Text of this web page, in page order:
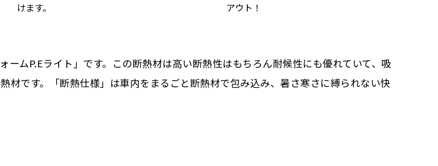
けます。
アウト！
ームP.Eライト」です。この断熱材は高い断熱性はもちろん耐候性にも優れていて、吸
材です。「断熱仕様」は車内をまるごと断熱材で包み込み、暑さ寒さに縛られない快